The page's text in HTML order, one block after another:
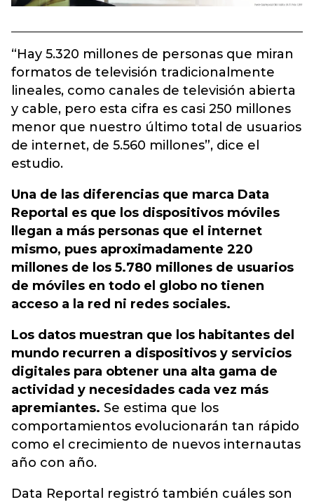
“Hay 5.320 millones de personas que miran
formatos de televisión tradicionalmente
lineales, como canales de televisión abierta
y cable, pero esta cifra es casi 250 millones
menor que nuestro último total de usuarios
de internet, de 5.560 millones”, dice el
estudio.
Una de las diferencias que marca Data
Reportal es que los dispositivos móviles
llegan a más personas que el internet
mismo, pues aproximadamente 220
millones de los 5.780 millones de usuarios
de móviles en todo el globo no tienen
acceso a la red ni redes sociales.
Los datos muestran que los habitantes del
mundo recurren a dispositivos y servicios
digitales para obtener una alta gama de
actividad y necesidades cada vez más
apremiantes. Se estima que los
comportamientos evolucionarán tan rápido
como el crecimiento de nuevos internautas
año con año.
Data Reportal registró también cuáles son